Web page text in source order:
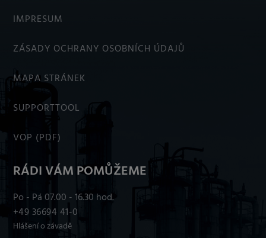
IMPRESUM
ZÁSADY OCHRANY OSOBNÍCH ÚDAJŮ
MAPA STRÁNEK
SUPPORTTOOL
VOP (PDF)
RÁDI VÁM POMŮŽEME
Po - Pá 07.00 - 16.30 hod.
+49 36694 41-0
Hlášení o závadě